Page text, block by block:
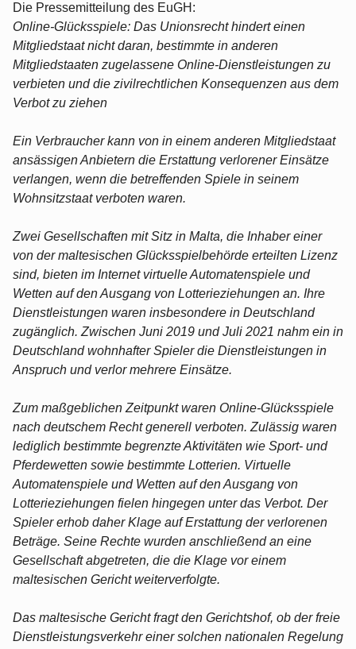
Die Pressemitteilung des EuGH:
Online-Glücksspiele: Das Unionsrecht hindert einen
Mitgliedstaat nicht daran, bestimmte in anderen
Mitgliedstaaten zugelassene Online-Dienstleistungen zu
verbieten und die zivilrechtlichen Konsequenzen aus dem
Verbot zu ziehen
Ein Verbraucher kann von in einem anderen Mitgliedstaat
ansässigen Anbietern die Erstattung verlorener Einsätze
verlangen, wenn die betreffenden Spiele in seinem
Wohnsitzstaat verboten waren.
Zwei Gesellschaften mit Sitz in Malta, die Inhaber einer
von der maltesischen Glücksspielbehörde erteilten Lizenz
sind, bieten im Internet virtuelle Automatenspiele und
Wetten auf den Ausgang von Lotterieziehungen an. Ihre
Dienstleistungen waren insbesondere in Deutschland
zugänglich. Zwischen Juni 2019 und Juli 2021 nahm ein in
Deutschland wohnhafter Spieler die Dienstleistungen in
Anspruch und verlor mehrere Einsätze.
Zum maßgeblichen Zeitpunkt waren Online-Glücksspiele
nach deutschem Recht generell verboten. Zulässig waren
lediglich bestimmte begrenzte Aktivitäten wie Sport- und
Pferdewetten sowie bestimmte Lotterien. Virtuelle
Automatenspiele und Wetten auf den Ausgang von
Lotterieziehungen fielen hingegen unter das Verbot. Der
Spieler erhob daher Klage auf Erstattung der verlorenen
Beträge. Seine Rechte wurden anschließend an eine
Gesellschaft abgetreten, die die Klage vor einem
maltesischen Gericht weiterverfolgte.
Das maltesische Gericht fragt den Gerichtshof, ob der freie
Dienstleistungsverkehr einer solchen nationalen Regelung